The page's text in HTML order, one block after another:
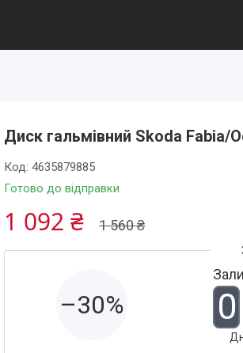
Диск гальмівний Skoda Fabia/
Готово до відправки
Код:4635879885
1 560 ₴
1 092 ₴
–30% 0